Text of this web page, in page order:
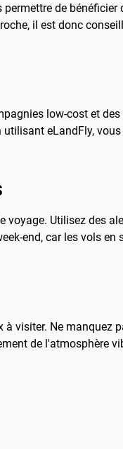
de
il est donc
low-cost et
eLandFly,
Utilisez des
end, car les vols
visiter. Ne manquez
de l'atmosphère